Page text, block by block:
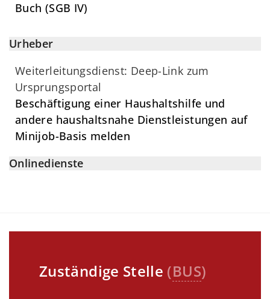
Buch (SGB IV)
Urheber
Weiterleitungsdienst: Deep-Link zum
Ursprungsportal
Beschäftigung einer Haushaltshilfe und
andere haushaltsnahe Dienstleistungen auf
Minijob-Basis melden
Onlinedienste
Zuständige Stelle (BUS)